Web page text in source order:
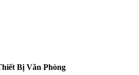
Bị Văn Phòng